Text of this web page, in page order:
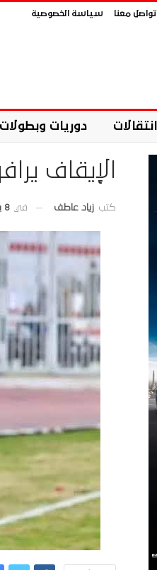
تواصل معنا سياسة الخصوصية
انتقالات دوريات وبطولات
الإيقاف
كتب زياد عاطف في 8 يناير 2026